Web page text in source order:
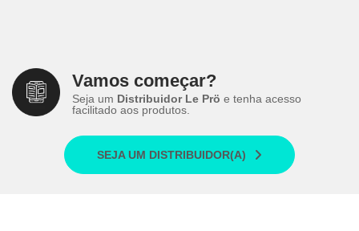
Vamos começar?
Seja um Distribuidor Le Prö e tenha acesso
facilitado aos produtos.
SEJA UM DISTRIBUIDOR(A)